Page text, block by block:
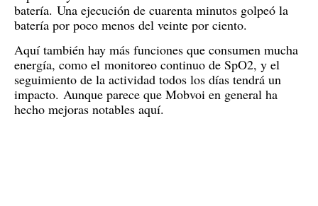
batería. Una ejecución de cuarenta minutos golpeó la
batería por poco menos del veinte por ciento.
Aquí también hay más funciones que consumen mucha
energía, como el monitoreo continuo de SpO2, y el
seguimiento de la actividad todos los días tendrá un
impacto. Aunque parece que Mobvoi en general ha
hecho mejoras notables aquí.